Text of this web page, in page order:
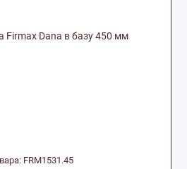
FRM1531.45